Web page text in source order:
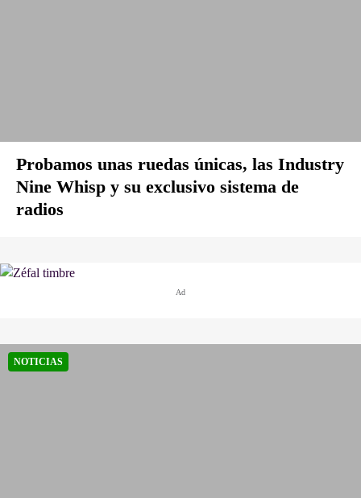
Probamos unas ruedas únicas, las Industry
Nine Whisp y su exclusivo sistema de
radios
Ad
NOTICIAS